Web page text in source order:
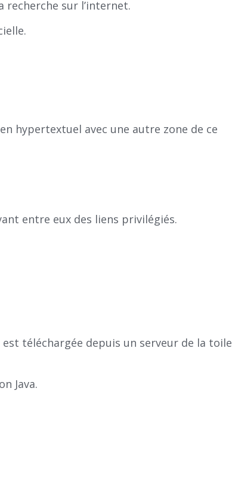
sur l’internet.
hypertextuel avec une autre zone de ce
entre eux des liens privilégiés.
téléchargée depuis un serveur de la toile
Java.